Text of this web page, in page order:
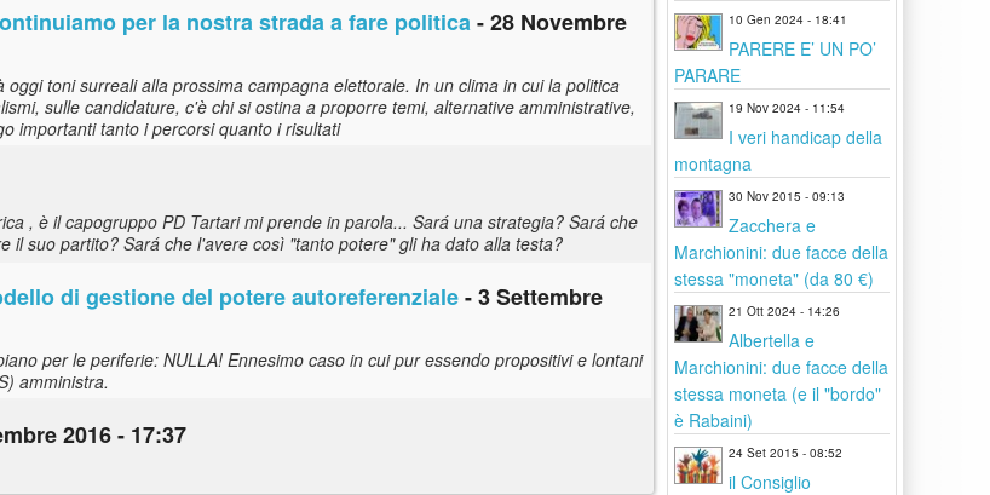
per la nostra strada a fare politica- 28 Novembre
toni surreali alla prossima campagna elettorale. In un clima in cui la politica
sulle candidature, c'è chi si ostina a proporre temi, alternative amministrative,
importanti tanto i percorsi quanto i risultati
, è il capogruppo PD Tartari mi prende in parola... Sará una strategia? Sará che
suo partito? Sará che l'avere così "tanto potere" gli ha dato alla testa?
di gestione del potere autoreferenziale- 3 Settembre
per le periferie: NULLA! Ennesimo caso in cui pur essendo propositivi e lontani
amministra.
2016 - 17:37
10 Gen 2024 - 18:41
PARERE E’ UN PO’
PARARE
19 Nov 2024 - 11:54
I veri handicap della
montagna
30 Nov 2015 - 09:13
Zacchera e
Marchionini: due facce della
stessa "moneta" (da 80 €)
21 Ott 2024 - 14:26
Albertella e
Marchionini: due facce della
stessa moneta (e il "bordo"
è Rabaini)
24 Set 2015 - 08:52
il Consiglio